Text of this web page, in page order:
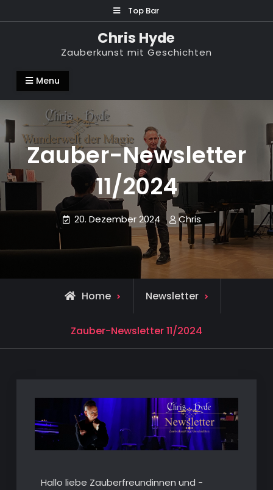
to
Top Bar
Chris Hyde
Zauberkunst mit Geschichten
Menu
Zauber-Newsletter
11/2024
20. Dezember 2024 Chris
Home Newsletter
Zauber-Newsletter 11/2024
Hallo liebe Zauberfreundinnen und -